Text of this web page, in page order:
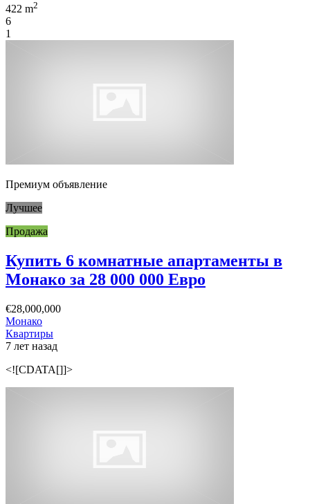
422 m2
6
1
Премиум объявление
Лучшее
Продажа
Купить 6 комнатные апартаменты в
Монако за 28 000 000 Евро
€28,000,000
Монако
Квартиры
7 лет назад
<![CDATA[]]>